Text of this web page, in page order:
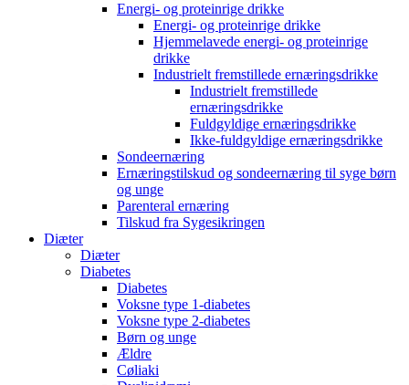
Energi- og proteinrige drikke
Energi- og proteinrige drikke
Hjemmelavede energi- og proteinrige
drikke
Industrielt fremstillede ernæringsdrikke
Industrielt fremstillede
ernæringsdrikke
Fuldgyldige ernæringsdrikke
Ikke-fuldgyldige ernæringsdrikke
Sondeernæring
Ernæringstilskud og sondeernæring til syge børn
og unge
Parenteral ernæring
Tilskud fra Sygesikringen
Diæter
Diæter
Diabetes
Diabetes
Voksne type 1-diabetes
Voksne type 2-diabetes
Børn og unge
Ældre
Cøliaki